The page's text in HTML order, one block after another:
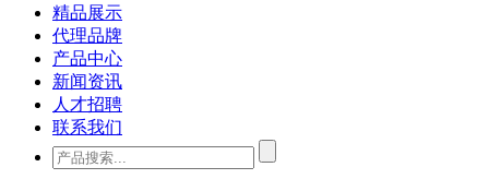
精品展示
代理品牌
产品中心
新闻资讯
人才招聘
联系我们